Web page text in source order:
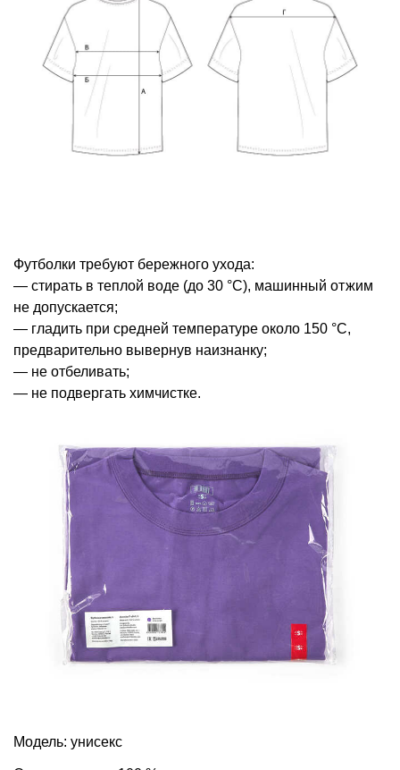
Футболки требуют бережного ухода:
— стирать в теплой воде (до 30 °С), машинный отжим
не допускается;
— гладить при средней температуре около 150 °С,
предварительно вывернув наизнанку;
— не отбеливать;
— не подвергать химчистке.
Модель: унисекс